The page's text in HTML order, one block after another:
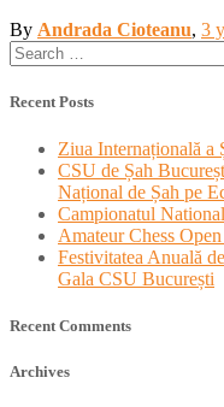
By Andrada Cioteanu, 3
Search
for:
Recent Posts
Ziua Internațională a
CSU de Șah
Național de Șah pe
Campionatul
Amateur Chess
Festivitatea Anuală
Gala CSU București
Recent Comments
Archives